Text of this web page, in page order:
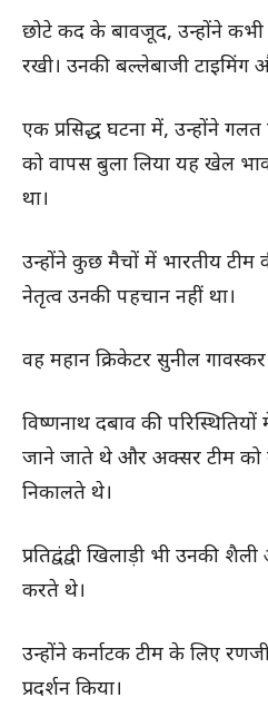
छोटे कद के बावजूद, उन्होंने कभी
रखी। उनकी बल्लेबाजी टाइमिंग
एक प्रसिद्ध घटना में, उन्होंने
को वापस बुला लिया यह खेल
था।
उन्होंने कुछ मैचों में भारतीय टीम
नेतृत्व उनकी पहचान नहीं था।
वह महान क्रिकेटर सुनील
विष्णनाथ दबाव की
जाने जाते थे और अक्सर टीम को
निकालते थे।
प्रतिद्वंद्वी खिलाड़ी भी उनकी
करते थे।
उन्होंने कर्नाटक टीम के लिए
प्रदर्शन किया।